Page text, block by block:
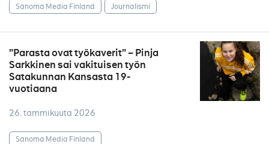
Sanoma Media Finland Journalismi
”Parasta ovat työkaverit” – Pinja
Sarkkinen sai vakituisen työn
Satakunnan Kansasta 19-
vuotiaana
26. tammikuuta 2026
Sanoma Media Finland